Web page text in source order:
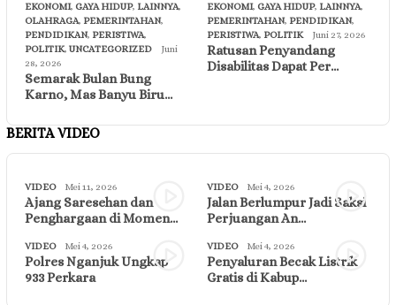
EKONOMI, GAYA HIDUP, LAINNYA,
OLAHRAGA, PEMERINTAHAN,
PENDIDIKAN, PERISTIWA,
POLITIK, UNCATEGORIZED
Juni
28, 2026
Semarak Bulan Bung
Karno, Mas Banyu Biru…
EKONOMI, GAYA HIDUP, LAINNYA,
PEMERINTAHAN, PENDIDIKAN,
PERISTIWA, POLITIK Juni 27, 2026
Ratusan Penyandang
Disabilitas Dapat Per…
BERITA VIDEO
VIDEO Mei 11, 2026
Ajang Saresehan dan
Penghargaan di Momen…
VIDEO Mei 4, 2026
Jalan Berlumpur Jadi Saksi
Perjuangan An…
VIDEO Mei 4, 2026
Polres Nganjuk Ungkap
933 Perkara
VIDEO Mei 4, 2026
Penyaluran Becak Listrik
Gratis di Kabup…